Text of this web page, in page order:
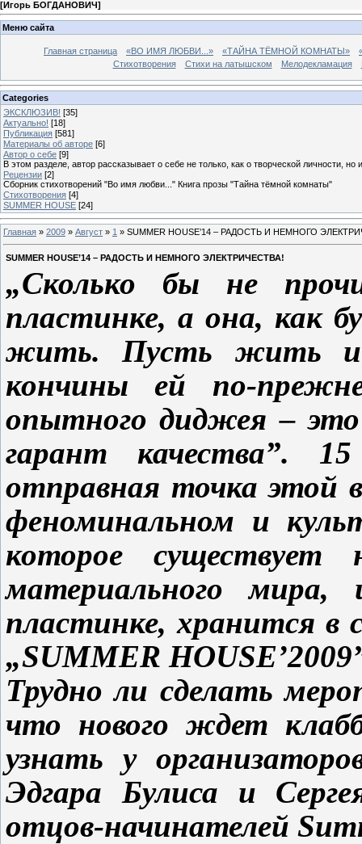
[Игорь БОГДАНОВИЧ]
Меню сайта
Главная страница «ВО ИМЯ ЛЮБВИ...» «ТАЙНА ТЁМНОЙ КОМНАТЫ»
Стихотворения
Стихи на латышском Мелодекламация
Categories
ЭКСКЛЮЗИВ! [35]
Актуально! [18]
Публикация [581]
Материалы об авторе [6]
Автор о себе [9]
В этом разделе, автор рассказывает о себе не только, как о творческой личности,
Рецензии [2]
Сборник стихотворений "Во имя любви..." Книга прозы "Тайна тёмной комнаты"
Стихотворения [4]
SUMMER HOUSE [24]
Главная » 2009 » Август » 1 » SUMMER HOUSE’14 – РАДОСТЬ И НЕМНОГО
SUMMER HOUSE’14 – РАДОСТЬ И НЕМНОГО ЭЛЕКТРИЧЕСТВА!
„Сколько бы не
пластинке, а она, как
жить. Пусть жить и
кончины ей по-
опытного диджея –
гарант качества”.
отправная точка этой
феноминальном и
которое
материального мира,
пластинке, хранится в
„SUMMER
Трудно ли сделать
что нового ждет
узнать у
Эдгара Булиса и С
отцов-начинателей